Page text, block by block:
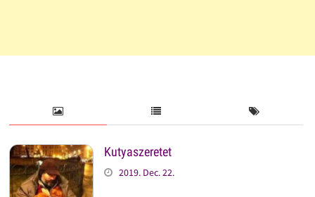
Kutyaszeretet
2019. Dec. 22.